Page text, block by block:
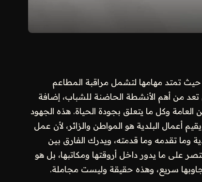
حيث تمتد مهامها لتشمل مراقبة المطاعم
تعد من أهم الأنشطة الحاضنة للشباب، إضافة
العامة وكل ما يتعلق بجودة الحياة. هذه الجهود
أعمال البلدية هو المواطن والزائر، لأن عمل
وما تقدمه وما قدمته، ويدرك الفارق بين
على ما يدور داخل أروقتها ومكاتبها، بل هو
سريع، وهذه حقيقة وليست مجاملة.